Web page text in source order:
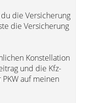
die Versicherung
die Versicherung
Konstellation
und die Kfz-
auf meinen